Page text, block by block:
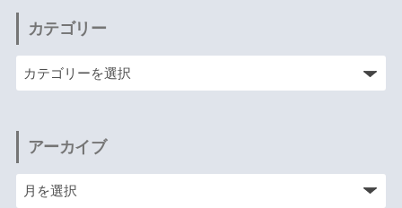
カテゴリー
アーカイブ